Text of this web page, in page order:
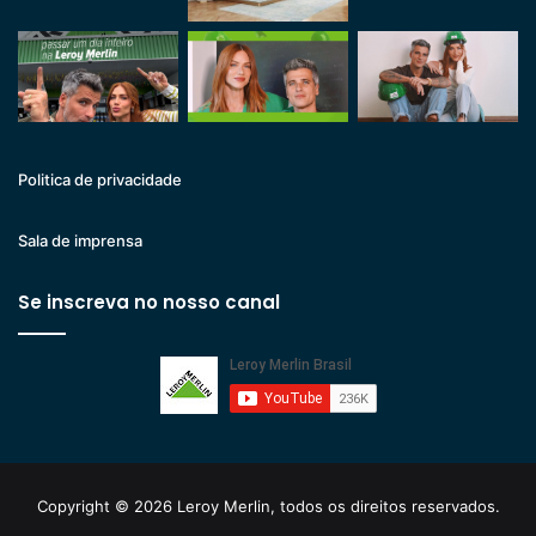
Politica de privacidade
Sala de imprensa
Se inscreva no nosso canal
Copyright © 2026 Leroy Merlin, todos os direitos reservados.